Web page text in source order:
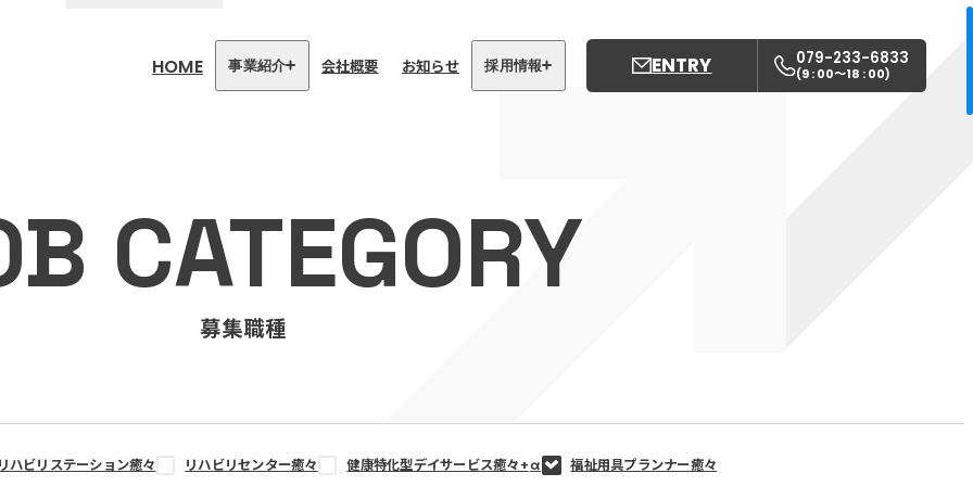
HOME 事業紹介
リハビリセンター癒々
健康特化型デイサービス癒々＋
α
福祉用具プランナー癒々
姫路中央保育園
会社概要 お知らせ 採用情報 ENTRY 079-233-6833
(9 : 00〜18 : 00)
CATEGORY
募集職種
ハビリステーション癒々 リハビリセンター癒々 健康特化型デイサービス癒々+α 福祉用具プランナー癒々